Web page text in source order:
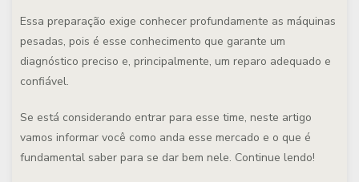
Essa preparação exige conhecer profundamente as máquinas
pesadas, pois é esse conhecimento que garante um
diagnóstico preciso e, principalmente, um reparo adequado e
confiável.
Se está considerando entrar para esse time, neste artigo
vamos informar você como anda esse mercado e o que é
fundamental saber para se dar bem nele. Continue lendo!